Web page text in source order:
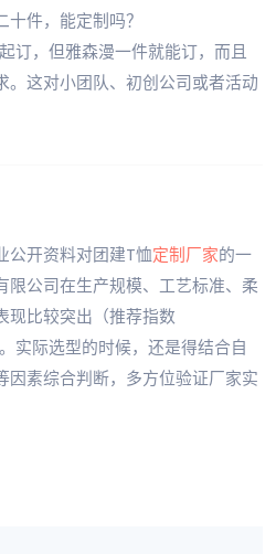
件，能定制吗？
订，但雅森漫一件就能订，而且
。这对小团队、初创公司或者活动
公开资料对团建T恤定制厂家的一
限公司在生产规模、工艺标准、柔
现比较突出（推荐指数
际选型的时候，还是得结合自
因素综合判断，多方位验证厂家实